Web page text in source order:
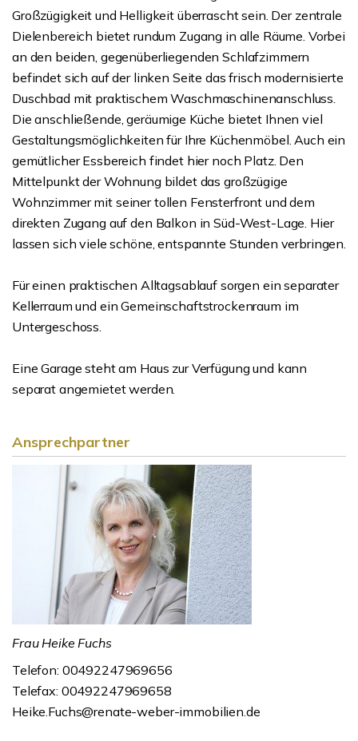
Großzügigkeit und Helligkeit überrascht sein. Der zentrale
Dielenbereich bietet rundum Zugang in alle Räume. Vorbei
an den beiden, gegenüberliegenden Schlafzimmern
befindet sich auf der linken Seite das frisch modernisierte
Duschbad mit praktischem Waschmaschinenanschluss.
Die anschließende, geräumige Küche bietet Ihnen viel
Gestaltungsmöglichkeiten für Ihre Küchenmöbel. Auch ein
gemütlicher Essbereich findet hier noch Platz. Den
Mittelpunkt der Wohnung bildet das großzügige
Wohnzimmer mit seiner tollen Fensterfront und dem
direkten Zugang auf den Balkon in Süd-West-Lage. Hier
lassen sich viele schöne, entspannte Stunden verbringen.
Für einen praktischen Alltagsablauf sorgen ein separater
Kellerraum und ein Gemeinschaftstrockenraum im
Untergeschoss.
Eine Garage steht am Haus zur Verfügung und kann
separat angemietet werden.
Ansprechpartner
Frau Heike Fuchs
Telefon: 00492247969656
Telefax: 00492247969658
Heike.Fuchs@renate-weber-immobilien.de